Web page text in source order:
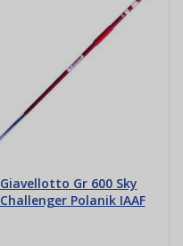
Giavellotto Gr 600 Sky
Challenger Polanik IAAF